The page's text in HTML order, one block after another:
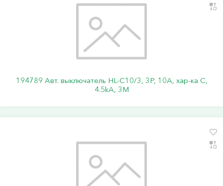
194789 Авт. выключатель HL-C10/3, 3P, 10A, хар-ка C,
4.5kA, 3M